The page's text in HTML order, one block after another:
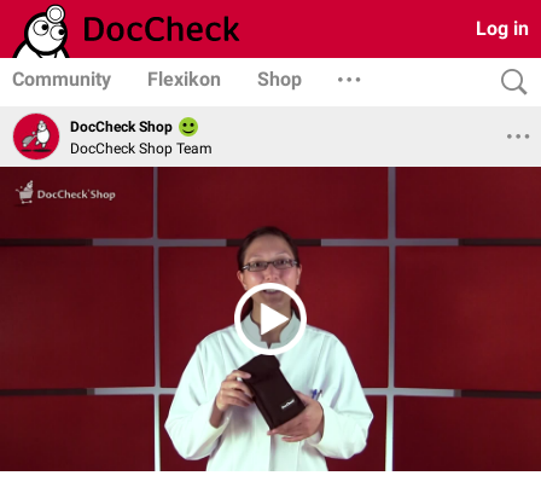
Log in
Community Flexikon Shop
DocCheck Shop
DocCheck Shop Team